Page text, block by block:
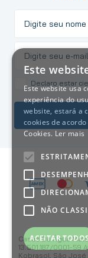
Declaro estar
Casas Da Água
13.501.187/0001-59
Kobrasol, São José
Este
Este website usa
experiência do
website, estará a
cookies de
Cookies. Ler mais
NÃO
ACEITAR TODOS